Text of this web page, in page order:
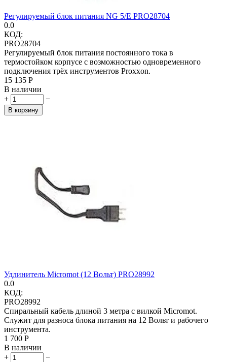
Регулируемый блок питания NG 5/Е PRO28704
0.0
КОД:
PRO28704
Регулируемый блок питания постоянного тока в
термостойком корпусе с возможностью одновременного
подключения трёх инструментов Proxxon.
15 135 Р
В наличии
+
−
В корзину
Удлинитель Micromot (12 Вольт) PRO28992
0.0
КОД:
PRO28992
Спиральный кабель длиной 3 метра с вилкой Micromot.
Служит для разноса блока питания на 12 Вольт и рабочего
инструмента.
1 700 Р
В наличии
+
−